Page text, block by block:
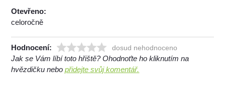
Otevřeno:
celoročně
Hodnocení: dosud nehodnoceno
Jak se Vám líbí toto hřiště? Ohodnoťte ho kliknutím na
hvězdičku nebopřidejte svůj komentář.